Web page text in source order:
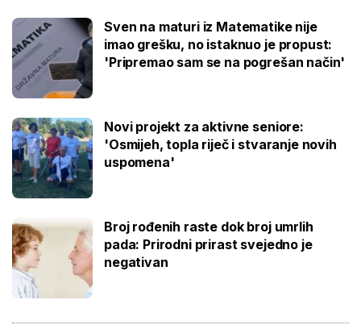
Sven na maturi iz Matematike nije
imao grešku, no istaknuo je propust:
'Pripremao sam se na pogrešan način'
Novi projekt za aktivne seniore:
'Osmijeh, topla riječ i stvaranje novih
uspomena'
Broj rođenih raste dok broj umrlih
pada: Prirodni prirast svejedno je
negativan